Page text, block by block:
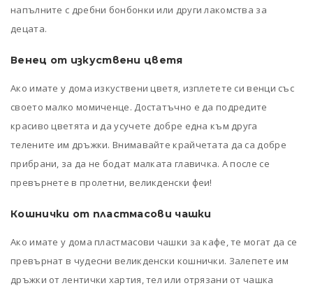
напълните с дребни бонбонки или други лакомства за
децата.
Венец от изкуствени цветя
Ако имате у дома изкуствени цветя, изплетете си венци със
своето малко момиченце. Достатъчно е да подредите
красиво цветята и да усучете добре една към друга
телените им дръжки. Внимавайте крайчетата да са добре
прибрани, за да не бодат малката главичка. А после се
превърнете в пролетни, великденски феи!
Кошнички от пластмасови чашки
Ако имате у дома пластмасови чашки за кафе, те могат да се
превърнат в чудесни великденски кошнички. Залепете им
дръжки от лентички хартия, тел или отрязани от чашка